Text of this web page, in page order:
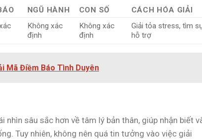
NGŨ HÀNH CON SỐ
CÁCH HÓA GIẢI
Không xác
định
Không xác
định
Giải tỏa stress, tìm
hỗ trợ
Mã Điềm Báo Tình Duyên
sâu sắc hơn về tâm lý bản thân, giúp nhận biết
Tuy nhiên, không nên quá tin tưởng vào việc giải